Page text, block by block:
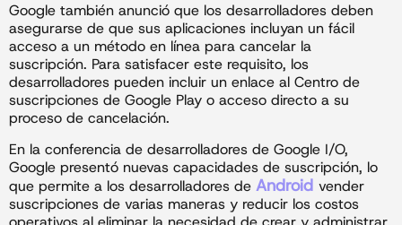
Google también anunció que los desarrolladores deben
asegurarse de que sus aplicaciones incluyan un fácil
acceso a un método en línea para cancelar la
suscripción. Para satisfacer este requisito, los
desarrolladores pueden incluir un enlace al Centro de
suscripciones de Google Play o acceso directo a su
proceso de cancelación.
En la conferencia de desarrolladores de Google I/O,
Google presentó nuevas capacidades de suscripción, lo
que permite a los desarrolladores de Android vender
suscripciones de varias maneras y reducir los costos